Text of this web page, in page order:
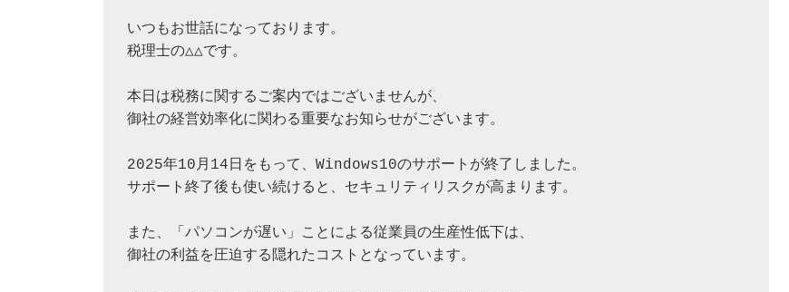
いつもお世話になっております。
税理士の△△です。
本日は税務に関するご案内ではございませんが、
御社の経営効率化に関わる重要なお知らせがございます。
2025年10月14日をもって、Windows10のサポートが終了しました。
サポート終了後も使い続けると、セキュリティリスクが高まります。
また、「パソコンが遅い」ことによる従業員の生産性低下は、
御社の利益を圧迫する隠れたコストとなっています。